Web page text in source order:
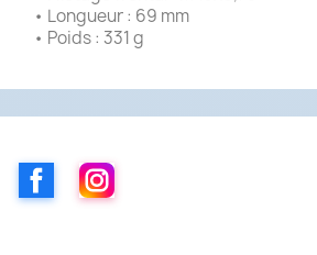
• Longueur : 69 mm
• Poids : 331 g
FacebookInstagram